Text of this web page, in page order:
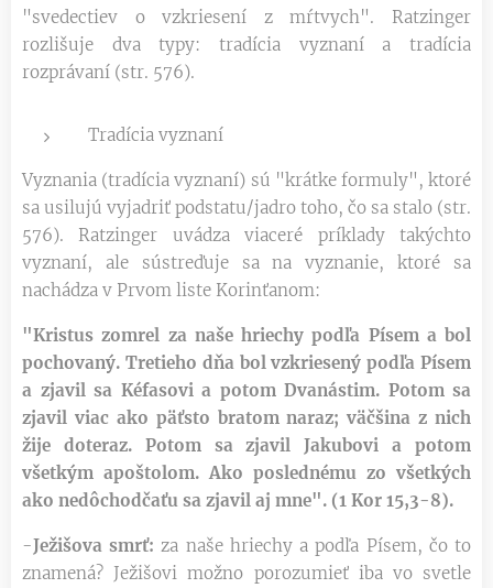
"svedectiev o vzkriesení z mŕtvych". Ratzinger
rozlišuje dva typy: tradícia vyznaní a tradícia
rozprávaní (str. 576).
Tradícia vyznaní
Vyznania (tradícia vyznaní) sú "krátke formuly", ktoré
sa usilujú vyjadriť podstatu/jadro toho, čo sa stalo (str.
576). Ratzinger uvádza viaceré príklady takýchto
vyznaní, ale sústreďuje sa na vyznanie, ktoré sa
nachádza v Prvom liste Korinťanom:
"Kristus zomrel za naše hriechy podľa Písem a bol
pochovaný. Tretieho dňa bol vzkriesený podľa Písem
a zjavil sa Kéfasovi a potom Dvanástim. Potom sa
zjavil viac ako päťsto bratom naraz; väčšina z nich
žije doteraz. Potom sa zjavil Jakubovi a potom
všetkým apoštolom. Ako poslednému zo všetkých
ako nedôchodčaťu sa zjavil aj mne". (1 Kor 15,3-8).
-Ježišova smrť:za naše hriechy a podľa Písem, čo to
znamená? Ježišovi možno porozumieť iba vo svetle